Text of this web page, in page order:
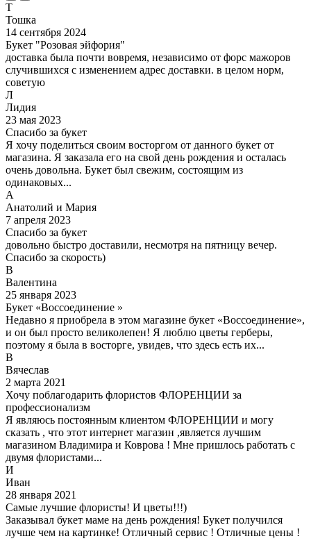
Т
Тошка
14 сентября 2024
Букет "Розовая эйфория"
доставка была почти вовремя, независимо от форс мажоров
случившихся с изменением адрес доставки. в целом норм,
советую
Л
Лидия
23 мая 2023
Спасибо за букет
Я хочу поделиться своим восторгом от данного букет от
магазина. Я заказала его на свой день рождения и осталась
очень довольна. Букет был свежим, состоящим из
одинаковых...
А
Анатолий и Мария
7 апреля 2023
Спасибо за букет
довольно быстро доставили, несмотря на пятницу вечер.
Спасибо за скорость)
В
Валентина
25 января 2023
Букет «Воссоединение »
Недавно я приобрела в этом магазине букет «Воссоединение»,
и он был просто великолепен! Я люблю цветы герберы,
поэтому я была в восторге, увидев, что здесь есть их...
В
Вячеслав
2 марта 2021
Хочу поблагодарить флористов ФЛОРЕНЦИИ за
профессионализм
Я являюсь постоянным клиентом ФЛОРЕНЦИИ и могу
сказать , что этот интернет магазин ,является лучшим
магазином Владимира и Коврова ! Мне пришлось работать с
двумя флористами...
И
Иван
28 января 2021
Самые лучшие флористы! И цветы!!!)
Заказывал букет маме на день рождения! Букет получился
лучше чем на картинке! Отличный сервис ! Отличные цены !